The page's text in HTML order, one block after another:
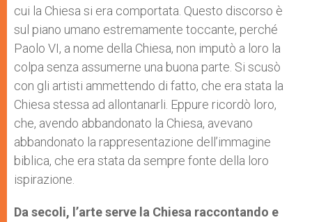
cui la Chiesa si era comportata. Questo discorso è
sul piano umano estremamente toccante, perché
Paolo VI, a nome della Chiesa, non imputò a loro la
colpa senza assumerne una buona parte. Si scusò
con gli artisti ammettendo di fatto, che era stata la
Chiesa stessa ad allontanarli. Eppure ricordò loro,
che, avendo abbandonato la Chiesa, avevano
abbandonato la rappresentazione dell’immagine
biblica, che era stata da sempre fonte della loro
ispirazione.
Da secoli, l’arte serve la Chiesa raccontando e